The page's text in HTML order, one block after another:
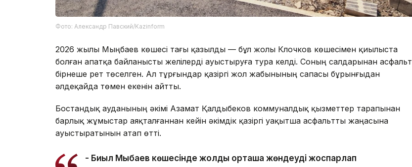
Фото: Александр Павский/Kazinform
2026 жылы Мыңбаев көшесі тағы қазылды — бұл жолы Клочков көшесімен қиылыста
болған апатқа байланысты желілерді ауыстыруға тура келді. Соның салдарынан асфальт
бірнеше рет төселген. Ал тұрғындар қазіргі жол жабынының сапасы бұрынғыдан
әлдеқайда төмен екенін айтты.
Бостандық ауданының әкімі Азамат Қалдыбеков коммуналдық қызметтер тарапынан
барлық жұмыстар аяқталғаннан кейін әкімдік қазіргі уақытша асфальтты жаңасына
ауыстыратынын атап өтті.
- Биыл Мыңбаев көшесінде жолды орташа жөндеуді жоспарлап